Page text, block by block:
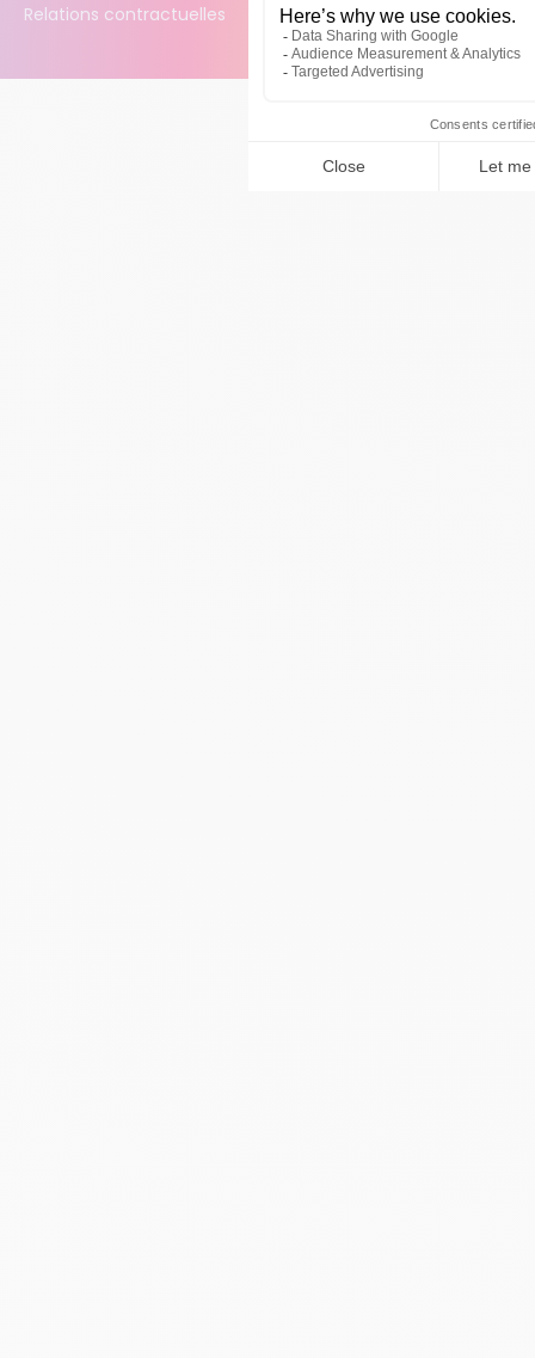
Relations contractuelles